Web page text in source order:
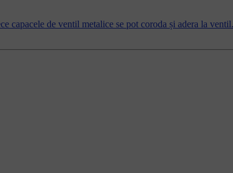
capacele de ventil metalice se pot coroda și adera la ventil.